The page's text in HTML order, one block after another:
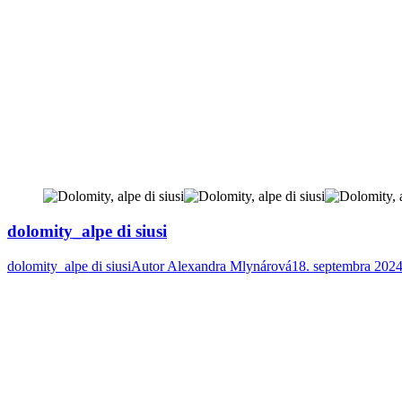
dolomity_alpe di siusi
dolomity_alpe di siusiAutorAlexandra Mlynárová18. septembra 2024